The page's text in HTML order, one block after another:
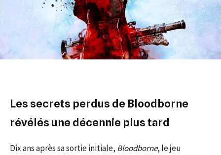
Les secrets perdus de Bloodborne
révélés une décennie plus tard
Dix ans après sa sortie initiale, Bloodborne, le jeu